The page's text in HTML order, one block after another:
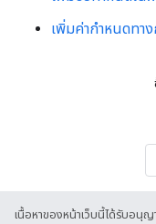
เพิ่มค่ากําหนดทา
เนื้อหาของหน้าเว็บนี้ได้รับอนุญ